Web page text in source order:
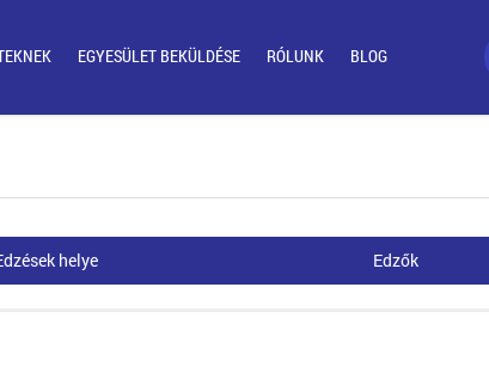
EGYESÜLET BEKÜLDÉSE RÓLUNK BLOG
helye Edzők